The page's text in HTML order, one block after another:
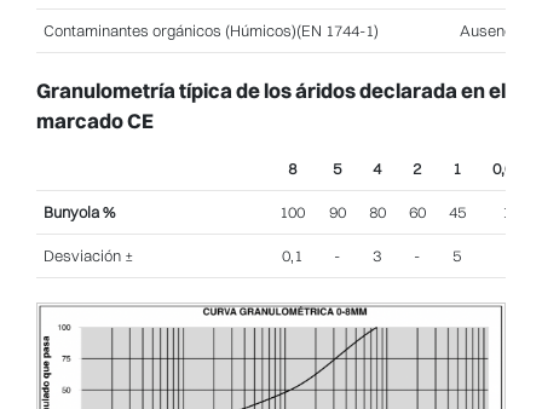
Contaminantes orgánicos (Húmicos)(EN 1744-1) Ausencia
Granulometría típica de los áridos declarada en el
marcado CE
8 5 4 2 1 0,063
Bunyola % 100 90 80 60 45 10
Desviación ± 0,1 - 3 - 5